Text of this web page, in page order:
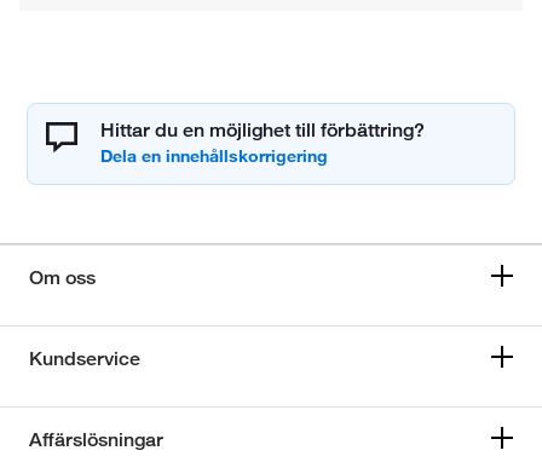
Hittar du en möjlighet till förbättring?
Om oss
Kundservice
Affärslösningar